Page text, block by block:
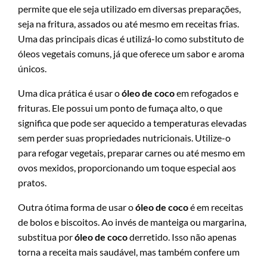
permite que ele seja utilizado em diversas preparações,
seja na fritura, assados ou até mesmo em receitas frias.
Uma das principais dicas é utilizá-lo como substituto de
óleos vegetais comuns, já que oferece um sabor e aroma
únicos.
Uma dica prática é usar oóleo de cocoem refogados e
frituras. Ele possui um ponto de fumaça alto, o que
significa que pode ser aquecido a temperaturas elevadas
sem perder suas propriedades nutricionais. Utilize-o
para refogar vegetais, preparar carnes ou até mesmo em
ovos mexidos, proporcionando um toque especial aos
pratos.
Outra ótima forma de usar oóleo de cocoé em receitas
de bolos e biscoitos. Ao invés de manteiga ou margarina,
substitua poróleo de cocoderretido. Isso não apenas
torna a receita mais saudável, mas também confere um